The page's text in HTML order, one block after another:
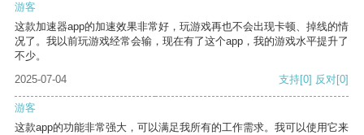
游客
这款加速器app的加速效果非常好，玩游戏再也不会出现卡顿、掉线的情
况了。我以前玩游戏经常会输，现在有了这个app，我的游戏水平提升了
不少。
2025-07-04
支持[0] 反对[0]
游客
这款app的功能非常强大，可以满足我所有的工作需求。我可以使用它来